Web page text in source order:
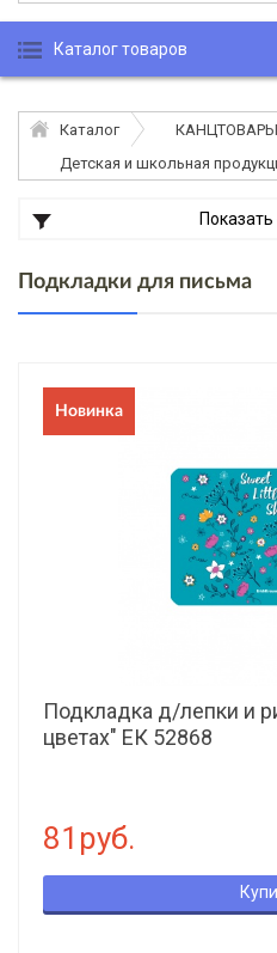
Каталог товаров
Каталог
КАНЦТОВАРЫ
Детская и школьная
Подкладки для письма
Новинка
Подкладка д/лепки и
цветах" ЕК 52868
81руб.